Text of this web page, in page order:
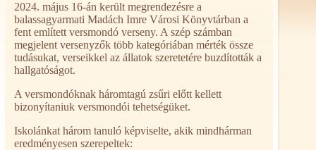
2024. május 16-án került megrendezésre a
balassagyarmati Madách Imre Városi Könyvtárban a
fent említett versmondó verseny. A szép számban
megjelent versenyzők több kategóriában mérték össze
tudásukat, verseikkel az állatok szeretetére buzdították a
hallgatóságot.
A versmondóknak háromtagú zsűri előtt kellett
bizonyítaniuk versmondói tehetségüket.
Iskolánkat három tanuló képviselte, akik mindhárman
eredményesen szerepeltek: